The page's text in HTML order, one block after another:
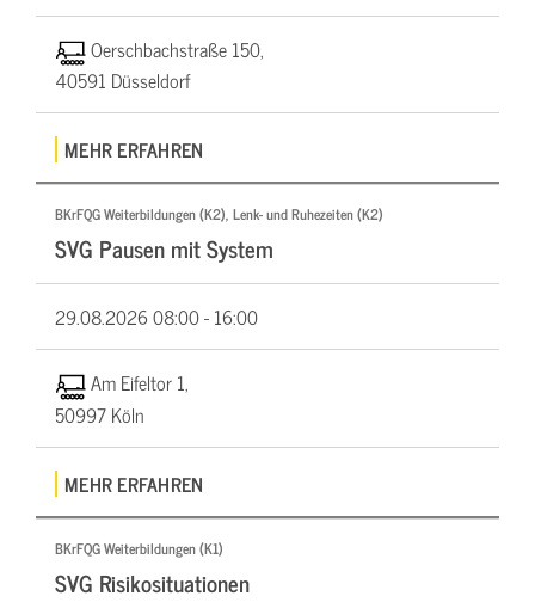
Oerschbachstraße 150,
40591 Düsseldorf
MEHR ERFAHREN
BKrFQG Weiterbildungen (K2), Lenk- und Ruhezeiten (K2)
SVG Pausen mit System
29.08.202608:00 - 16:00
Am Eifeltor 1,
50997 Köln
MEHR ERFAHREN
BKrFQG Weiterbildungen (K1)
SVG Risikosituationen